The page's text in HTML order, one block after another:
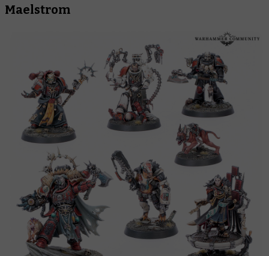
Maelstrom